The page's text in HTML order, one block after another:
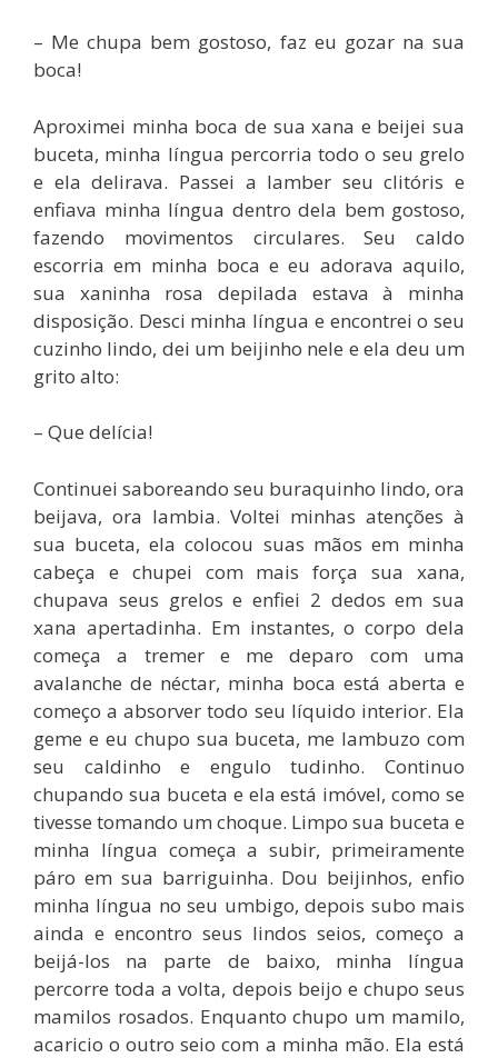
– Me chupa bem gostoso, faz eu gozar na sua
boca!
Aproximei minha boca de sua xana e beijei sua
buceta, minha língua percorria todo o seu grelo
e ela delirava. Passei a lamber seu clitóris e
enfiava minha língua dentro dela bem gostoso,
fazendo movimentos circulares. Seu caldo
escorria em minha boca e eu adorava aquilo,
sua xaninha rosa depilada estava à minha
disposição. Desci minha língua e encontrei o seu
cuzinho lindo, dei um beijinho nele e ela deu um
grito alto:
– Que delícia!
Continuei saboreando seu buraquinho lindo, ora
beijava, ora lambia. Voltei minhas atenções à
sua buceta, ela colocou suas mãos em minha
cabeça e chupei com mais força sua xana,
chupava seus grelos e enfiei 2 dedos em sua
xana apertadinha. Em instantes, o corpo dela
começa a tremer e me deparo com uma
avalanche de néctar, minha boca está aberta e
começo a absorver todo seu líquido interior. Ela
geme e eu chupo sua buceta, me lambuzo com
seu caldinho e engulo tudinho. Continuo
chupando sua buceta e ela está imóvel, como se
tivesse tomando um choque. Limpo sua buceta e
minha língua começa a subir, primeiramente
páro em sua barriguinha. Dou beijinhos, enfio
minha língua no seu umbigo, depois subo mais
ainda e encontro seus lindos seios, começo a
beijá-los na parte de baixo, minha língua
percorre toda a volta, depois beijo e chupo seus
mamilos rosados. Enquanto chupo um mamilo,
acaricio o outro seio com a minha mão. Ela está